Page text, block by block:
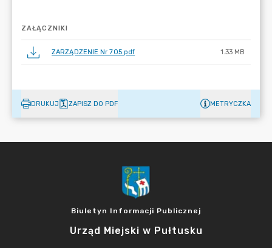
ZAŁĄCZNIKI
ZARZĄDZENIE Nr 705.pdf 1.33 MB
DRUKUJ ZAPISZ DO PDF METRYCZKA
Biuletyn Informacji Publicznej
Urząd Miejski w Pułtusku